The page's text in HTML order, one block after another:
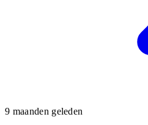
9 maanden geleden